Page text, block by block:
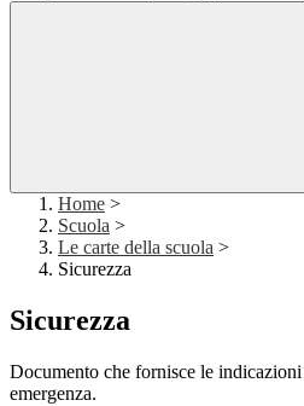
Home >
Scuola >
Le carte della scuola >
Sicurezza
Sicurezza
Documento che fornisce le
emergenza.